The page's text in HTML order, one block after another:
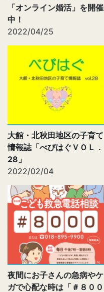
「オンライン婚活」を開催
中！
2022/04/25
大館・北秋田地区の子育て
情報誌「べびはぐＶＯＬ．
28」
2022/02/04
夜間にお子さんの急病やケ
ガで心配な時は「＃８００